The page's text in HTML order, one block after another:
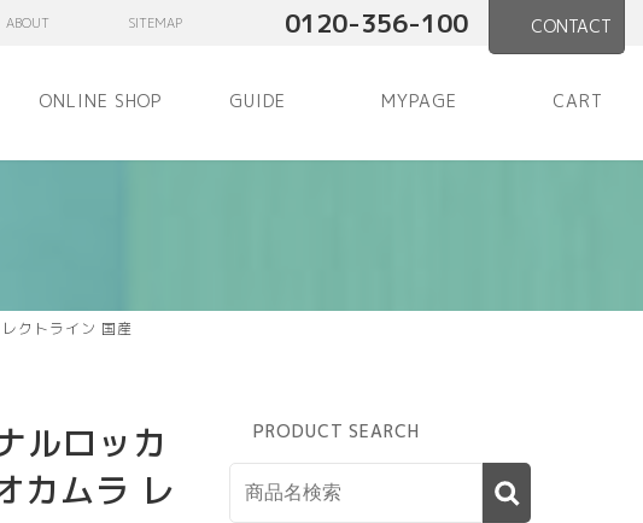
ABOUT SITEMAP 0120-356-100 CONTACT
ONLINE SHOP GUIDE MYPAGE CART
クトライン 国産
ルロッカ
カムラ レ
PRODUCT SEARCH